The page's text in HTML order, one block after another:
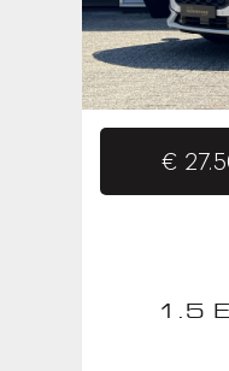
€
1.5